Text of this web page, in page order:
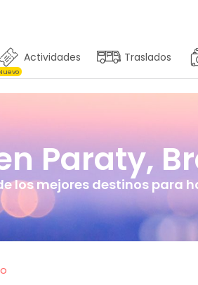
Actividades Traslados
Paraty,
los mejores destinos para